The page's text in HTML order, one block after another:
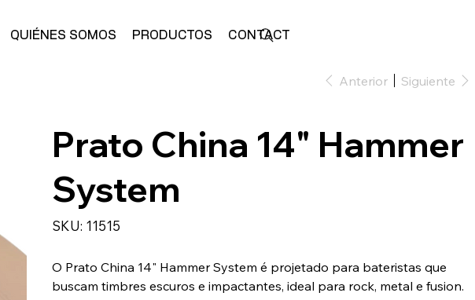
QUIÉNES SOMOS PRODUCTOS CONTACTO
Anterior Siguiente
Prato China 14" Hammer
System
SKU: SKU
11515
11515
O Prato China 14" Hammer System é projetado para bateristas que
buscam timbres escuros e impactantes, ideal para rock, metal e fusion.